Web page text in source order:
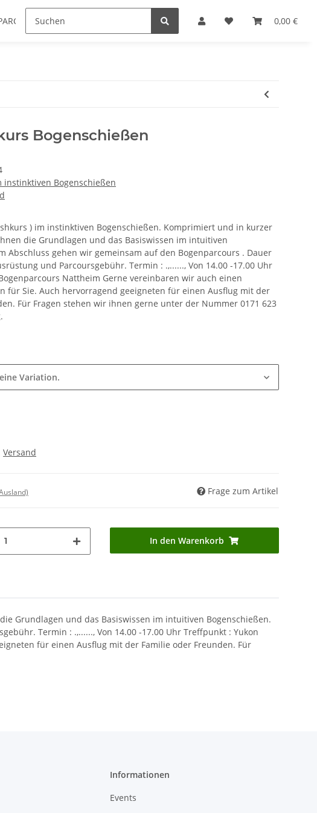
0,00 €
Kurse im instinktiven Bogenschießen Sonderangebote
Bogenschießen
instinktiven Bogenschießen
) im instinktiven Bogenschießen. Komprimiert und in kurzer
die Grundlagen und das Basiswissen im intuitiven
Abschluss gehen wir gemeinsam auf den Bogenparcours . Dauer
und Parcoursgebühr. Termin : .,......, Von 14.00 -17.00 Uhr
Nattheim Gerne vereinbaren wir auch einen
für Sie. Auch hervorragend geeigneten für einen Ausflug mit der
Für Fragen stehen wir ihnen gerne unter der Nummer 0171 623
Variation.
Versand
Frage zum Artikel
In den Warenkorb
Grundlagen und das Basiswissen im intuitiven Bogenschießen.
Termin : .,......, Von 14.00 -17.00 Uhr Treffpunkt : Yukon
für einen Ausflug mit der Familie oder Freunden. Für
Informationen
Events